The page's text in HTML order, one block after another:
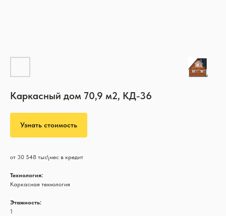
Каркасный дом 70,9 м2, КД-36
Узнать стоимость
от 30 548 тыс\мес в кредит
Технология:
Каркасная технология
Этажность:
1